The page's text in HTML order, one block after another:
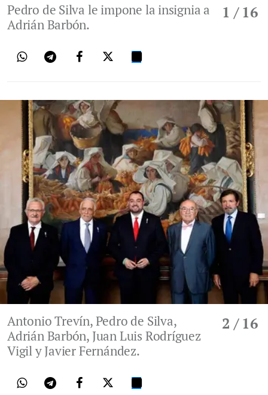
1 / 16
Pedro de Silva le impone la insignia a
Adrián Barbón.
2 / 16
Antonio Trevín, Pedro de Silva,
Adrián Barbón, Juan Luis Rodríguez
Vigil y Javier Fernández.